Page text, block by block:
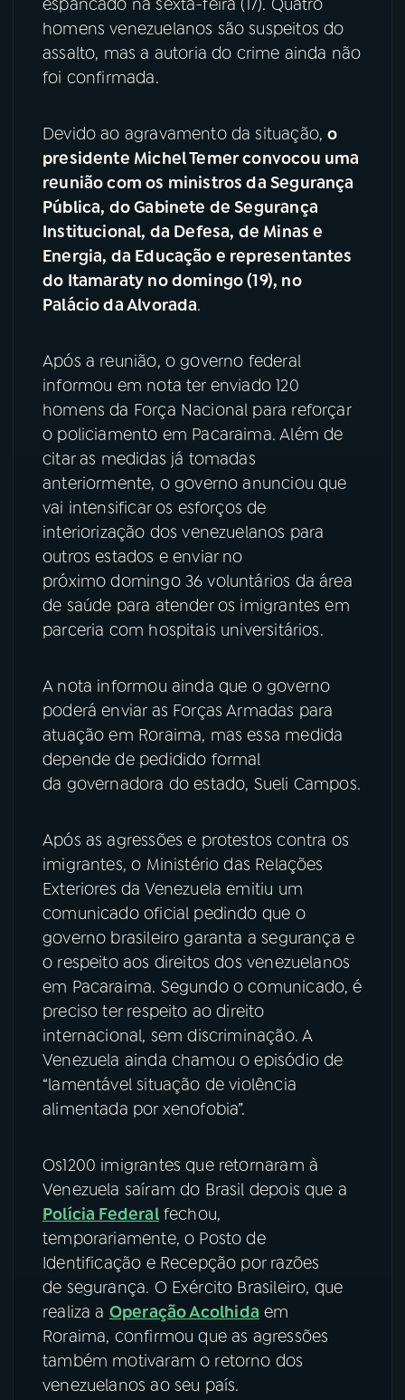
espancado na sexta-feira (17). Quatro
homens venezuelanos são suspeitos do
assalto, mas a autoria do crime ainda não
foi confirmada.
Devido ao agravamento da situação,o
presidente Michel Temer convocou uma
reunião com os ministros da Segurança
Pública, do Gabinete de Segurança
Institucional, da Defesa, de Minas e
Energia, da Educação e representantes
do Itamaraty no domingo (19), no
Palácio da Alvorada.
Após a reunião, o governo federal
informou em nota ter enviado 120
homens da Força Nacional para reforçar
o policiamento em Pacaraima. Além de
citar as medidas já tomadas
anteriormente, o governo anunciou que
vai intensificar os esforços de
interiorização dos venezuelanos para
outros estados e enviar no
próximo domingo 36 voluntários da área
de saúde para atender os imigrantes em
parceria com hospitais universitários.
A nota informou ainda que o governo
poderá enviar as Forças Armadas para
atuação em Roraima, mas essa medida
depende de pedidido formal
da governadora do estado, Sueli Campos.
Após as agressões e protestos contra os
imigrantes, o Ministério das Relações
Exteriores da Venezuela emitiu um
comunicado oficial pedindo que o
governo brasileiro garanta a segurança e
o respeito aos direitos dos venezuelanos
em Pacaraima. Segundo o comunicado, é
preciso ter respeito ao direito
internacional, sem discriminação. A
Venezuela ainda chamou o episódio de
“lamentável situação de violência
alimentada por xenofobia”.
Os1200 imigrantes que retornaram à
Venezuela saíram do Brasil depois que a
Polícia Federalfechou,
temporariamente, o Posto de
Identificação e Recepção por razões
de segurança. O Exército Brasileiro, que
realiza a Operação Acolhida em
Roraima, confirmou que as agressões
também motivaram o retorno dos
venezuelanos ao seu país.